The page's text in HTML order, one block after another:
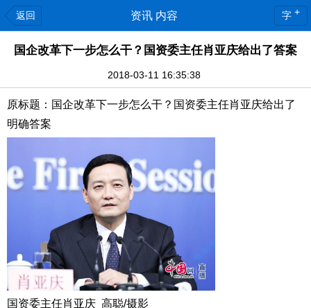
返回 资讯 内容 字 +
国企改革下一步怎么干？国资委主任肖亚庆给出了答案
2018-03-11 16:35:38
原标题：国企改革下一步怎么干？国资委主任肖亚庆给出了
明确答案
国资委主任肖亚庆 高聪/摄影